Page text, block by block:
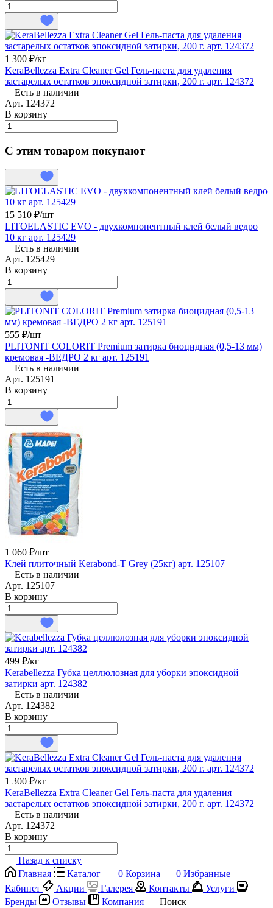
1 300 ₽/кг
KeraBellezza Extra Cleaner Gel Гель-паста для удаления
застарелых остатков эпоксидной затирки, 200 г. арт. 124372
Есть в наличии
Арт. 124372
В корзину
С этим товаром покупают
15 510 ₽/шт
LITOELASTIC EVO - двухкомпонентный клей белый ведро
10 кг арт. 125429
Есть в наличии
Арт. 125429
В корзину
555 ₽/шт
PLITONIT COLORIT Premium затирка биоцидная (0,5-13 мм)
кремовая -ВЕДРО 2 кг арт. 125191
Есть в наличии
Арт. 125191
В корзину
1 060 ₽/шт
Клей плиточный Kerabond-T Grey (25кг) арт. 125107
Есть в наличии
Арт. 125107
В корзину
499 ₽/кг
Kerabellezza Губка целлюлозная для уборки эпоксидной
затирки арт. 124382
Есть в наличии
Арт. 124382
В корзину
1 300 ₽/кг
KeraBellezza Extra Cleaner Gel Гель-паста для удаления
застарелых остатков эпоксидной затирки, 200 г. арт. 124372
Есть в наличии
Арт. 124372
В корзину
Назад к списку
Главная
Каталог 0 Корзина 0 Избранные
Кабинет
Акции Галерея Контакты
Услуги
Бренды
Отзывы Компания
Поиск